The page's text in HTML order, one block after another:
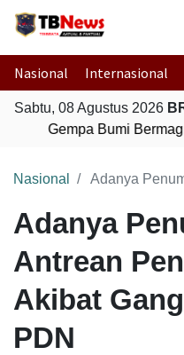
Nasional Internasional
Sabtu, 08 Agustus 2026
Gempa Bumi
Nasional Adanya Penumpukan
Adanya
Antrean
Akibat
PDN